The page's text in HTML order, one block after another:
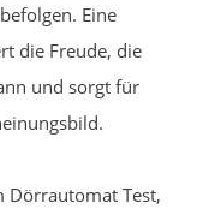
Eine
die Freude, die
und sorgt für
Dörrautomat Test,